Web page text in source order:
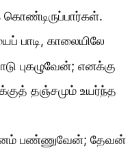
கொண்டிருப்பார்கள்.
பாடி, காலையிலே
புகழுவேன்; எனக்கு
தஞ்சமும் உயர்ந்த
பண்ணுவேன்; தேவன்